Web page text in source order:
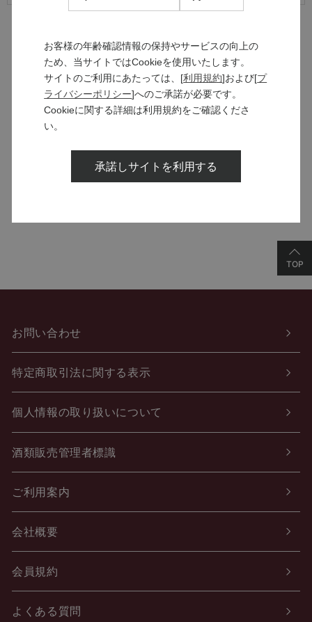
MANNS WINE
ブランドサイト
SOLARISシリーズ
特設サイト
お問い合わせ
特定商取引法に関する表示
個人情報の取り扱いについて
酒類販売管理者標識
ご利用案内
会社概要
会員規約
よくある質問
お客様の年齢確認情報の保持やサービスの向上の
ため、当サイトではCookieを使用いたします。
サイトのご利用にあたっては、[利用規約]および[プ
ライバシーポリシー]へのご承諾が必要です。
Cookieに関する詳細は利用規約をご確認くださ
い。
承諾しサイトを利用する